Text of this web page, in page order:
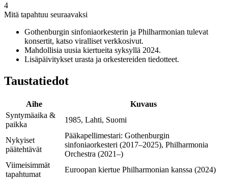
4
Mitä tapahtuu seuraavaksi
Gothenburgin sinfoniaorkesterin ja Philharmonian tulevat
konsertit, katso viralliset verkkosivut.
Mahdollisia uusia kiertueita syksyllä 2024.
Lisäpäivitykset urasta ja orkestereiden tiedotteet.
Taustatiedot
Aihe
Kuvaus
Syntymäaika &
paikka
1985, Lahti, Suomi
Nykyiset
päätehtävät
Pääkapellimestari: Gothenburgin
sinfoniaorkesteri (2017–2025), Philharmonia
Orchestra (2021–)
Viimeisimmät
tapahtumat
Euroopan kiertue Philharmonian kanssa (2024)